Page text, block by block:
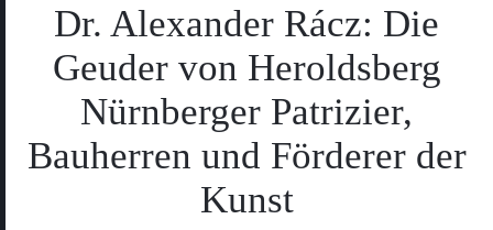
Dr. Alexander Rácz: Die
Geuder von Heroldsberg
Nürnberger Patrizier,
Bauherren und Förderer der
Kunst